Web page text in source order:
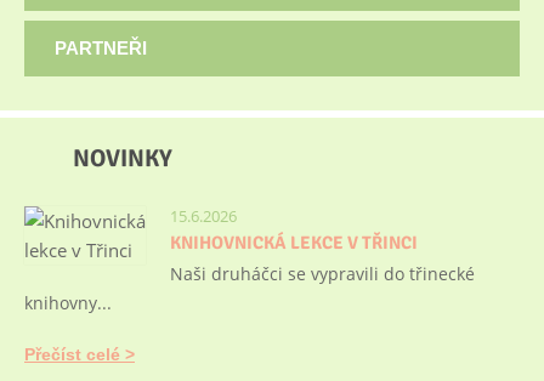
PARTNEŘI
NOVINKY
15.6.2026
KNIHOVNICKÁ LEKCE V TŘINCI
Naši druháčci se vypravili do třinecké
knihovny...
Přečíst celé